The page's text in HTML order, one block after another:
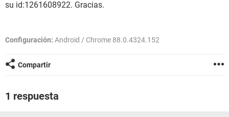
su id:1261608922. Gracias.
Configuración: Android / Chrome 88.0.4324.152
Compartir
1 respuesta